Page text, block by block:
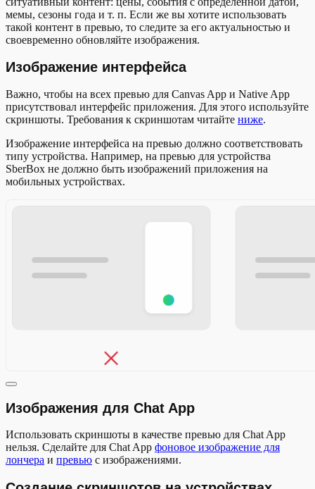
мемы, сезоны года и т. п. Если же вы хотите использовать
такой контент в превью, то следите за его актуальностью и
своевременно обновляйте изображения.
Изображение интерфейса
Важно, чтобы на всех превью для Canvas App и Native App
присутствовал интерфейс приложения. Для этого используйте
скриншоты. Требования к скриншотам читайте ниже.
Изображение интерфейса на превью должно соответствовать
типу устройства. Например, на превью для устройства
SberBox не должно быть изображений приложения на
мобильных устройствах.
Изображения для Chat App
Использовать скриншоты в качестве превью для Chat App
нельзя. Сделайте для Chat App фоновое изображение для
лончера и превью с изображениями.